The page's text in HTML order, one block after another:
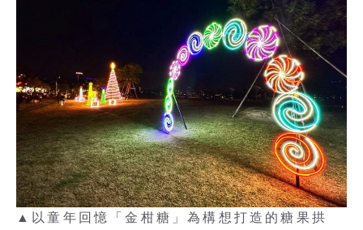
▲以童年回憶「金柑糖」為構想打造的糖果拱